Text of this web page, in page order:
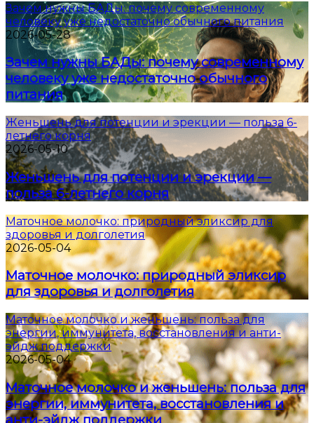
Зачем нужны БАДы: почему современному
человеку уже недостаточно обычного питания
2026-05-28
Зачем нужны БАДы: почему современному
человеку уже недостаточно обычного
питания
Женьшень для потенции и эрекции — польза 6-
летнего корня
2026-05-10
Женьшень для потенции и эрекции —
польза 6-летнего корня
Маточное молочко: природный эликсир для
здоровья и долголетия
2026-05-04
Маточное молочко: природный эликсир
для здоровья и долголетия
Маточное молочко и женьшень: польза для
энергии, иммунитета, восстановления и анти-
эйдж поддержки
2026-05-04
Маточное молочко и женьшень: польза для
энергии, иммунитета, восстановления и
анти-эйдж поддержки